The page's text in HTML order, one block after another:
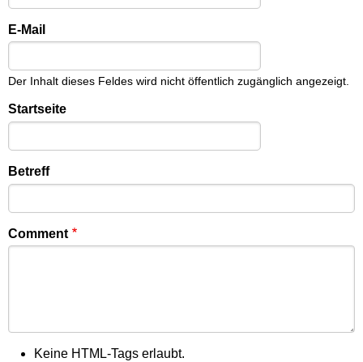
E-Mail
Der Inhalt dieses Feldes wird nicht öffentlich zugänglich angezeigt.
Startseite
Betreff
Comment
Keine HTML-Tags erlaubt.